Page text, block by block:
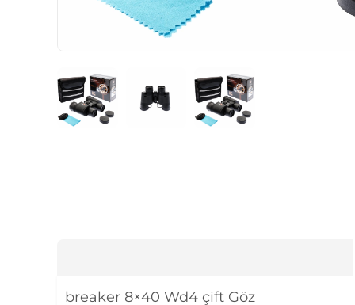
breaker 8×40 Wd4 çift Göz